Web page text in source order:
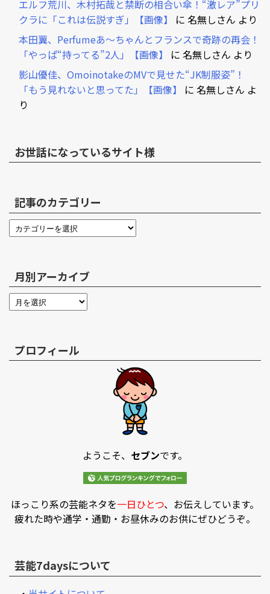
エルフ荒川、木村拓哉と禁断の相合い傘！“激レア”プリ
クラに「これは伝説すぎ」【画像】
に 名無しさん より
本田翼、Perfumeあ～ちゃんとフランスで奇跡の再会！
「やっぱ“持ってる”2人」【画像】
に 名無しさん より
影山優佳、OmoinotakeのMVで見せた“JK制服姿”！
「もう見れないと思ってた」【画像】
に 名無しさん よ
り
お世話になっているサイト様
記事のカテゴリー
月別アーカイブ
プロフィール
ようこそ、 セブンです。
ほっこり系の芸能ネタを一日ひとつ、お伝えしています。
疲れた時や通学・通勤・お昼休みのお供にぜひどうぞ。
芸能7daysについて